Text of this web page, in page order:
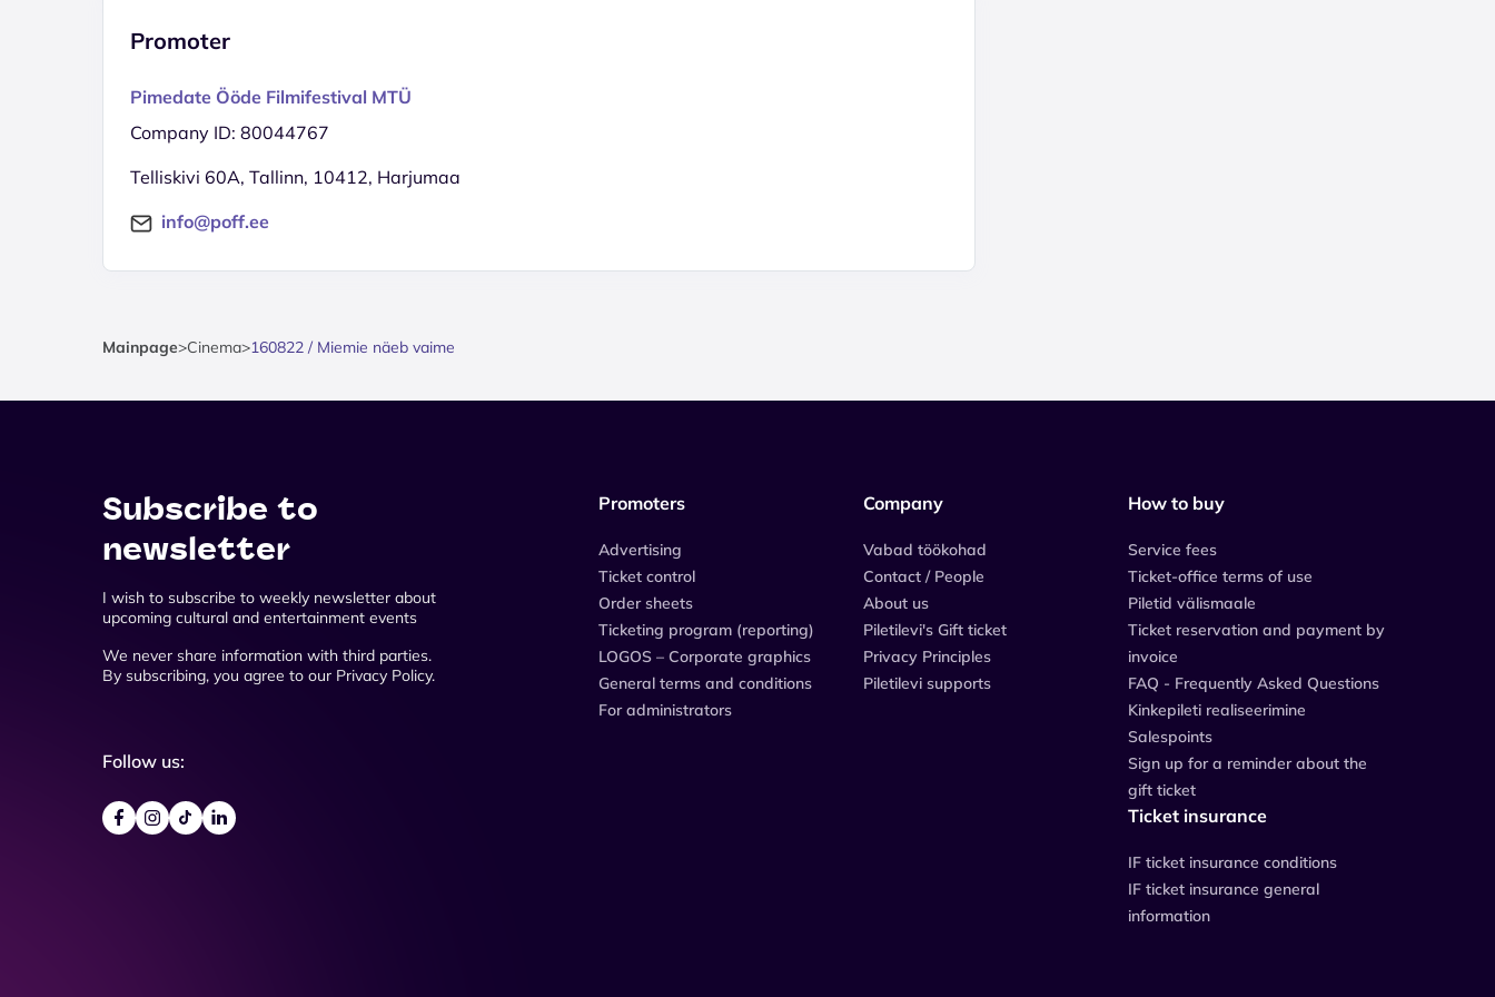
Promoter
Pimedate Ööde Filmifestival MTÜ
Company ID: 80044767
Telliskivi 60A, Tallinn, 10412, Harjumaa
info@poff.ee
Mainpage>Cinema>160822 / Miemie näeb vaime
Subscribe to
newsletter
I wish to subscribe to weekly newsletter about
upcoming cultural and entertainment events
We never share information with third parties.
By subscribing, you agree to our Privacy Policy.
Follow us:
Promoters
Advertising
Ticket control
Order sheets
Ticketing program (reporting)
LOGOS – Corporate graphics
General terms and conditions
For administrators
Company
Vabad töökohad
Contact / People
About us
Piletilevi's Gift ticket
Privacy Principles
Piletilevi supports
How to buy
Service fees
Ticket-office terms of use
Piletid välismaale
Ticket reservation and payment by
invoice
FAQ - Frequently Asked Questions
Kinkepileti realiseerimine
Salespoints
Sign up for a reminder about the
gift ticket
Ticket insurance
IF ticket insurance conditions
IF ticket insurance general
information